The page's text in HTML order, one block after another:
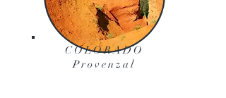
COLORADO
Provenzal